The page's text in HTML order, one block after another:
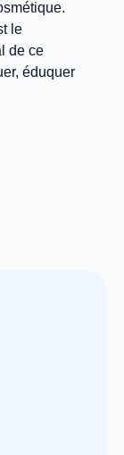
le
de ce
éduquer